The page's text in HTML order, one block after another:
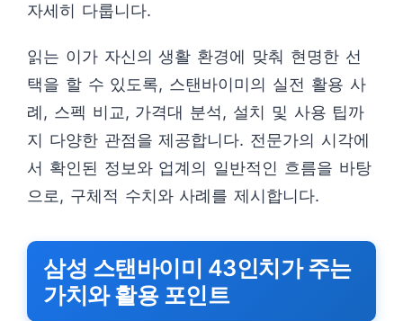
자세히 다룹니다.
읽는 이가 자신의 생활 환경에 맞춰 현명한 선
택을 할 수 있도록, 스탠바이미의 실전 활용 사
례, 스펙 비교, 가격대 분석, 설치 및 사용 팁까
지 다양한 관점을 제공합니다. 전문가의 시각에
서 확인된 정보와 업계의 일반적인 흐름을 바탕
으로, 구체적 수치와 사례를 제시합니다.
삼성 스탠바이미 43인치가 주는
가치와 활용 포인트